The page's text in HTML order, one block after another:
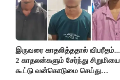
இருவரை காதலித்ததால் விபரீதம்...
2 காதலன்களும் சேர்ந்து சிறுமியை
கூட்டு வன்கொடுமை செய்து